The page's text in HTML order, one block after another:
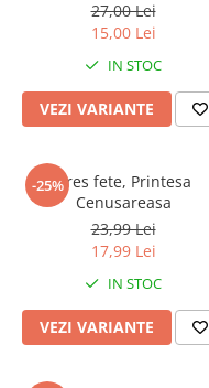
27,00 Lei
15,00 Lei
IN STOC
VEZI VARIANTE
-25%Dres fete, Printesa
Cenusareasa
23,99 Lei
17,99 Lei
IN STOC
VEZI VARIANTE